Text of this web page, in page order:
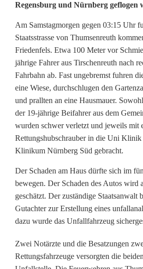
s
c
h
w
e
r
V
e
r
l
e
t
z
Regensburg und Nürnberg geflogen
Am Samstagmorgen gegen 03:15 Uhr
Staatsstrasse von Thumsenreuth
Friedenfels. Etwa 100 Meter vor
jährige Fahrer aus Tirschenreuth nach
Fahrbahn ab. Fast ungebremst fuhren
eine Wiese, durchschlugen den
und prallten an eine Hausmauer.
der 19-jährige Beifahrer aus dem
wurden schwer verletzt und jeweils mit
Rettungshubschrauber in die Uni Klinik
Klinikum Nürnberg Süd gebracht.
Der Schaden am Haus dürfte sich im
bewegen. Der Schaden des Autos wird
geschätzt. Der zuständige Staatsanwalt
Gutachter zur Erstellung eines
dazu wurde das Unfallfahrzeug
Zwei Notärzte und die Besatzungen
Rettungsfahrzeuge versorgten die